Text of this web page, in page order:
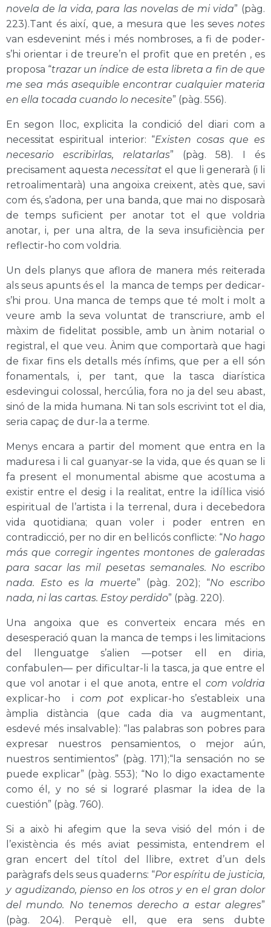
novela de la vida, para las novelas de mi vida” (pàg.
223).Tant és així, que, a mesura que les seves notes
van esdevenint més i més nombroses, a fi de poder-
s’hi orientar i de treure’n el profit que en pretén , es
proposa “trazar un índice de esta libreta a fin de que
me sea más asequible encontrar cualquier materia
en ella tocada cuando lo necesite” (pàg. 556).
En segon lloc, explicita la condició del diari com a
necessitat espiritual interior: “Existen cosas que es
necesario escribirlas, relatarlas” (pàg. 58). I és
precisament aquesta necessitat el que li generarà (i li
retroalimentarà) una angoixa creixent, atès que, savi
com és, s’adona, per una banda, que mai no disposarà
de temps suficient per anotar tot el que voldria
anotar, i, per una altra, de la seva insuficiència per
reflectir-ho com voldria.
Un dels planys que aflora de manera més reiterada
als seus apunts és el la manca de temps per dedicar-
s’hi prou. Una manca de temps que té molt i molt a
veure amb la seva voluntat de transcriure, amb el
màxim de fidelitat possible, amb un ànim notarial o
registral, el que veu. Ànim que comportarà que hagi
de fixar fins els detalls més ínfims, que per a ell són
fonamentals, i, per tant, que la tasca diarística
esdevingui colossal, hercúlia, fora no ja del seu abast,
sinó de la mida humana. Ni tan sols escrivint tot el dia,
seria capaç de dur-la a terme.
Menys encara a partir del moment que entra en la
maduresa i li cal guanyar-se la vida, que és quan se li
fa present el monumental abisme que acostuma a
existir entre el desig i la realitat, entre
la idíl·lica visió
espiritual de l’artista i la terrenal, dura i decebedora
vida quotidiana; quan voler i poder entren en
contradicció, per no dir en bel·licós conflicte: “No hago
más que corregir ingentes montones de galeradas
para sacar las mil pesetas semanales. No escribo
nada. Esto es la muerte” (pàg. 202); “No escribo
nada, ni las cartas. Estoy perdido” (pàg. 220).
Una angoixa que es converteix encara més en
desesperació quan la manca de temps i les limitacions
del llenguatge s’alien —potser ell en diria,
confabulen— per dificultar-li la tasca, ja que entre el
que vol anotar i el que anota, entre el com voldria
explicar-ho i com pot explicar-ho s’estableix una
àmplia distància (que cada dia va augmentant,
esdevé més insalvable): “las palabras son pobres para
expresar nuestros pensamientos, o mejor aún,
nuestros sentimientos” (pàg. 171);“la sensación no se
puede explicar” (pàg. 553); “No lo digo exactamente
como él, y no sé si lograré plasmar la idea de la
cuestión” (pàg. 760).
Si a això hi afegim que la seva visió del món i de
l’existència és més aviat pessimista, entendrem el
gran encert del títol del llibre, extret d’un dels
paràgrafs dels seus quaderns: “Por espíritu de justicia,
y agudizando, pienso en los otros y en el gran dolor
del mundo. No tenemos derecho a estar alegres”
(pàg. 204). Perquè ell, que era sens dubte